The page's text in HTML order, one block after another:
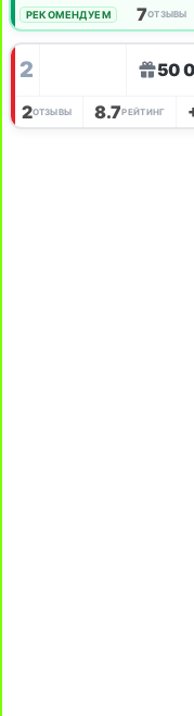
РЕКОМЕНДУЕМ 7ОТЗЫВЫ
2 50
2ОТЗЫВЫ 8.7РЕЙТИНГ